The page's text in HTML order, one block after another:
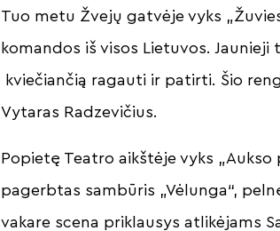
Tuo metu Žvejų gatvėje vyks
komandos iš visos Lietuvos.
kviečiančią ragauti ir patirti. Šio
Vytaras Radzevičius.
Popietę Teatro aikštėje vyks
pagerbtas sambūris „Vėlunga“,
vakare scena priklausys atlikėjams